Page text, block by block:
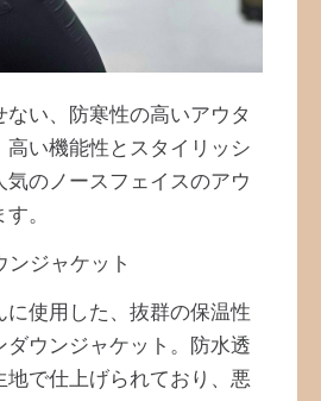
ない、防寒性の高いアウタ
高い機能性とスタイリッシ
気のノースフェイスのアウ
。
ンジャケット
に使用した、抜群の保温性
ダウンジャケット。防水透
地で仕上げられており、悪